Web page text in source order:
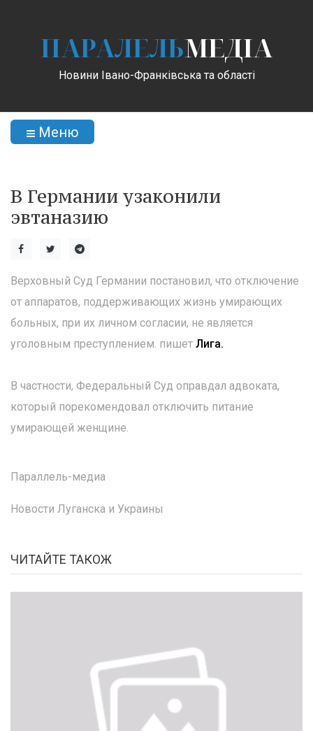
ПАРАЛЕЛЬМЕДІА
Новини Івано-Франківська та області
Меню
В Германии узаконили
эвтаназию
Верховный Суд Германии постановил, что отключение
от аппаратов, поддерживающих жизнь умирающих
больных, при их личном согласии, не является
уголовным преступлением. пишет Лига.
В частности, Федеральный Суд оправдал адвоката,
который порекомендовал отключить питание
умирающей женщине.
Параллель-медиа
Новости Луганска и Украины
ЧИТАЙТЕ ТАКОЖ